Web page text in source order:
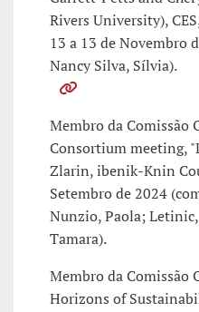
Rivers University),
13 a 13 de Novembro
Nancy Silva, Sílvia).
Membro da Comissão
Consortium meeting,
Zlarin, ibenik-Knin
Setembro de 2024
Nunzio, Paola;
Tamara).
Membro da Comissão
Horizons of